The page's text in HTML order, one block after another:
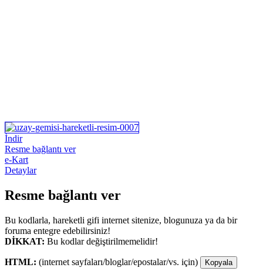
İndir
Resme bağlantı ver
e-Kart
Detaylar
Resme bağlantı ver
Bu kodlarla, hareketli gifi internet sitenize, blogunuza ya da bir
foruma entegre edebilirsiniz!
DİKKAT: Bu kodlar değiştirilmemelidir!
HTML: (internet sayfaları/bloglar/epostalar/vs. için) Kopyala